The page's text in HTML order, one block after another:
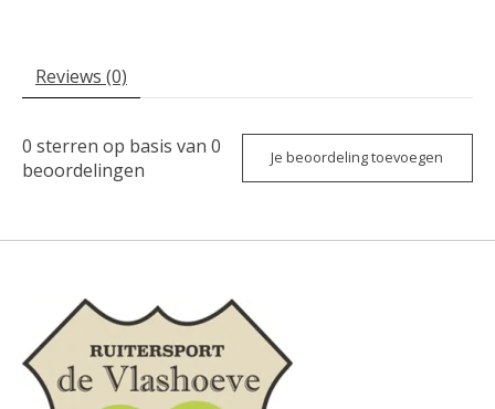
Reviews (0)
0 sterren op basis van 0
beoordelingen
Je beoordeling toevoegen